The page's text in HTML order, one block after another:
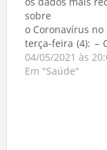
os dados mais
sobre
o Coronavírus no
terça-feira (4): –
registrou
óbitos nas
04/05/2021 às
Em "Saúde"